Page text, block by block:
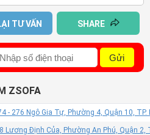
TƯ VẤN SHARE
Gửi
ZSOFA
- 276 Ngô Gia Tự, Phường 4, Quận 10, TP.
Lương Định Của, Phường An Phú, Quận 2,